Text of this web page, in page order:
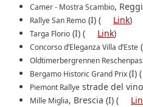
Camer - Mostra Scambio,
Rallye San Remo (I) ( Link)
Targa Florio (I) ( Link)
Concorso d’Eleganza Villa d’Este
Oldtimerbergrennen
Bergamo Historic Grand Prix(I) (
Piemont Rallye strade del
Mille Miglia, Brescia (I) (